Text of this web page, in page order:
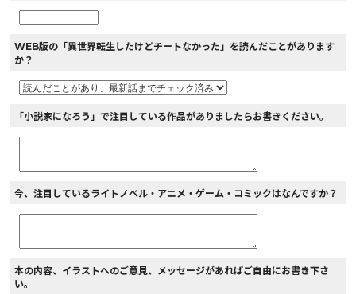
WEB版の「異世界転生したけどチートなかった」を読んだことがあります
か？
「小説家になろう」で注目している作品がありましたらお書きください。
今、注目しているライトノベル・アニメ・ゲーム・コミックはなんですか？
本の内容、イラストへのご意見、メッセージがあればご自由にお書き下さ
い。